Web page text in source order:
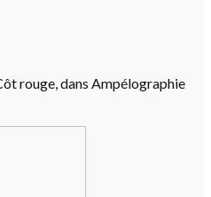
rouge, dans Ampélographie